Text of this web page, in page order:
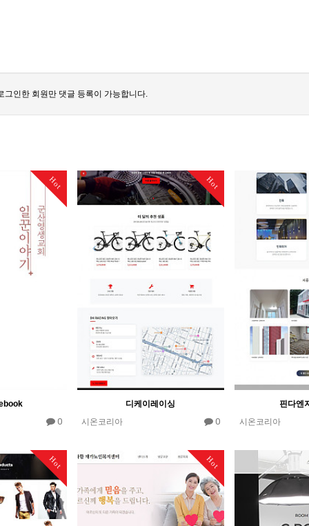
그인한 회원만 댓글 등록이 가능합니다.
Hot
0
Hot
디케이레이싱
시온코리아
0
핀다엔
시온코리아
Hot Hot